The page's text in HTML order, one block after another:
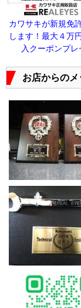
カワサキが新規免
します！最大４万
入クーポンプレ
お店からの